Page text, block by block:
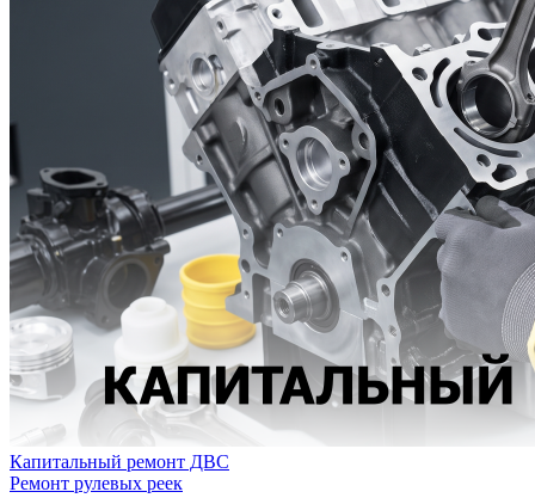
Капитальный ремонт ДВС
Ремонт рулевых реек